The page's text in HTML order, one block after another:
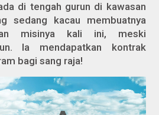
di tengah gurun di kawasan
sedang kacau membuatnya
misinya kali ini, meski
Ia mendapatkan kontrak
bagi sang raja!